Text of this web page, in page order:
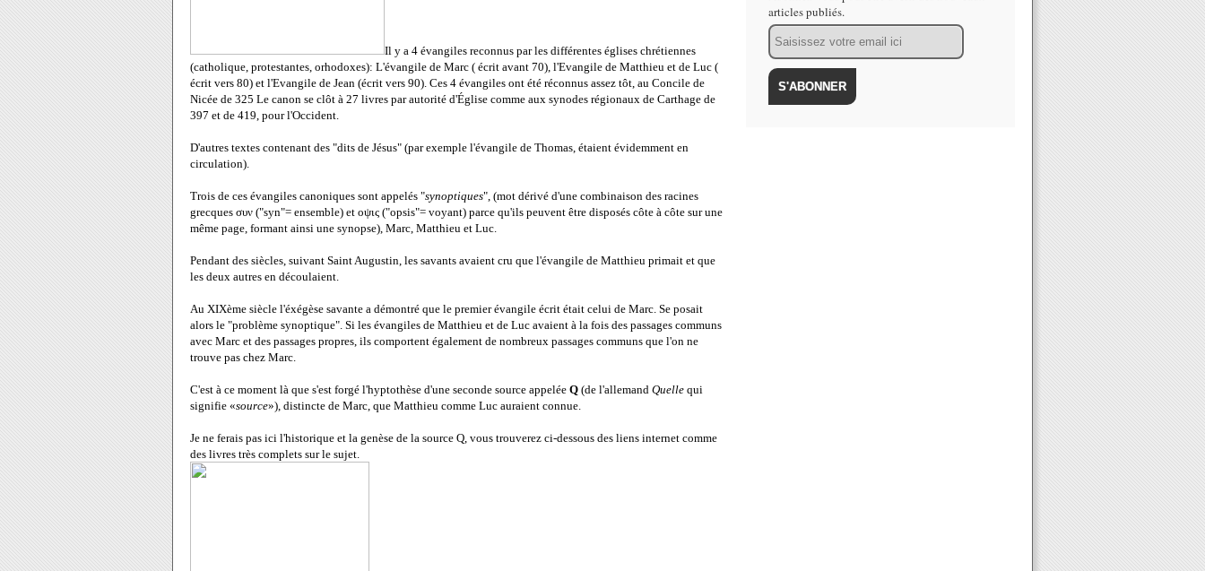
Il y a 4 évangiles reconnus par les différentes églises chrétiennes
(catholique, protestantes, orhodoxes): L'évangile de Marc ( écrit avant 70), l'Evangile de Matthieu et de Luc (
écrit vers 80) et l'Evangile de Jean (écrit vers 90). Ces 4 évangiles ont été réconnus assez tôt, au Concile de
Nicée de 325 Le canon se clôt à 27 livres par autorité d'Église comme aux synodes régionaux de Carthage de
397 et de 419, pour l'Occident.
D'autres textes contenant des "dits de Jésus" (par exemple l'évangile de Thomas, étaient évidemment en
circulation).
Trois de ces évangiles canoniques sont appelés "synoptiques", (mot dérivé d'une combinaison des racines
grecques συν ("syn"= ensemble) et οψις ("opsis"= voyant) parce qu'ils peuvent être disposés côte à côte sur une
même page, formant ainsi une synopse), Marc, Matthieu et Luc.
Pendant des siècles, suivant Saint Augustin, les savants avaient cru que l'évangile de Matthieu primait et que
les deux autres en découlaient.
Au XIXème siècle l'éxégèse savante a démontré que le premier évangile écrit était celui de Marc. Se posait
alors le "problème synoptique". Si les évangiles de Matthieu et de Luc avaient à la fois des passages communs
avec Marc et des passages propres, ils comportent également de nombreux passages communs que l'on ne
trouve pas chez Marc.
C'est à ce moment là que s'est forgé l'hyptothèse d'une seconde source appelée Q (de l'allemand Quelle qui
signifie «source»), distincte de Marc, que Matthieu comme Luc auraient connue.
Je ne ferais pas ici l'historique et la genèse de la source Q, vous trouverez ci-dessous des liens internet comme
des livres très complets sur le sujet.
articles publiés.
Email